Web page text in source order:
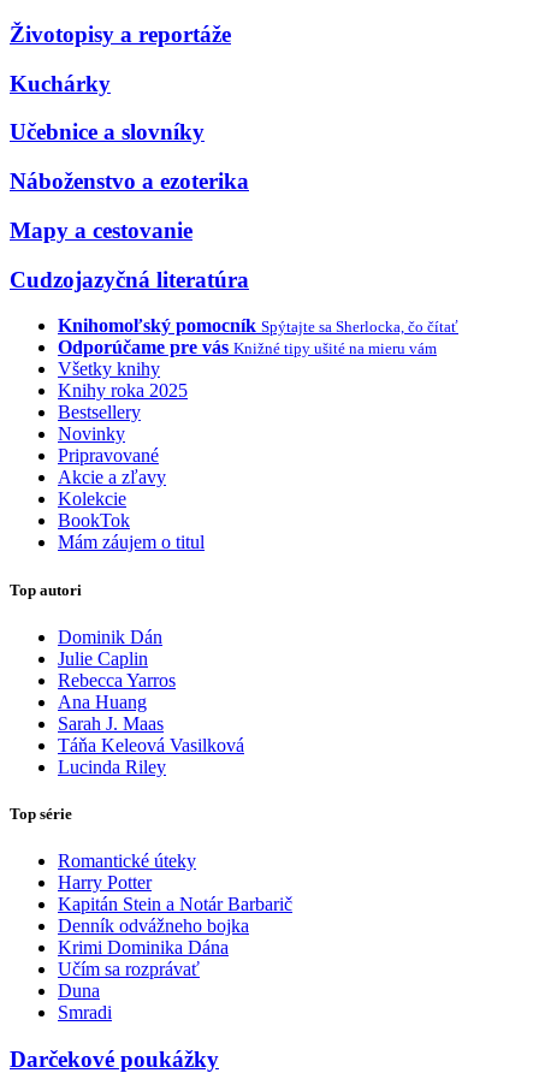
Životopisy a reportáže
Kuchárky
Učebnice a slovníky
Náboženstvo a ezoterika
Mapy a cestovanie
Cudzojazyčná literatúra
Knihomoľský pomocník Spýtajte sa Sherlocka, čo čítať
Odporúčame pre vás Knižné tipy ušité na mieru vám
Všetky knihy
Knihy roka 2025
Bestsellery
Novinky
Pripravované
Akcie a zľavy
Kolekcie
BookTok
Mám záujem o titul
Top autori
Dominik Dán
Julie Caplin
Rebecca Yarros
Ana Huang
Sarah J. Maas
Táňa Keleová Vasilková
Lucinda Riley
Top série
Romantické úteky
Harry Potter
Kapitán Stein a Notár Barbarič
Denník odvážneho bojka
Krimi Dominika Dána
Učím sa rozprávať
Duna
Smradi
Darčekové poukážky